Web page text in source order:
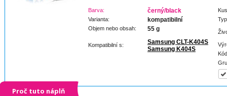
Barva: černý/black
Varianta: kompatibilní
Objem nebo obsah: 55 g
Kompatibilní s:
Samsung CLT-K404S
Samsung K404S
Proč tuto náplň